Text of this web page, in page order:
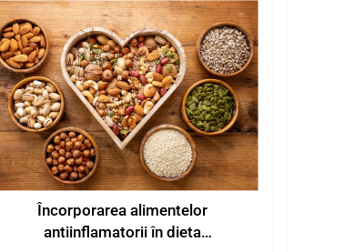
Încorporarea alimentelor
antiinflamatorii în dieta